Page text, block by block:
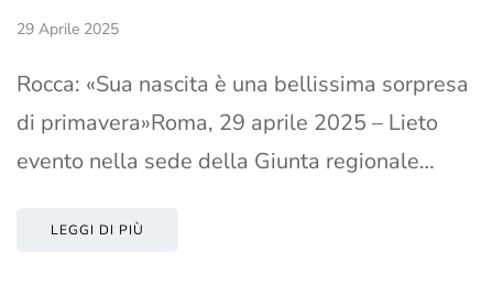
29 Aprile 2025
Rocca: «Sua nascita è una bellissima sorpresa
di primavera»Roma, 29 aprile 2025 – Lieto
evento nella sede della Giunta regionale…
LEGGI DI PIÙ